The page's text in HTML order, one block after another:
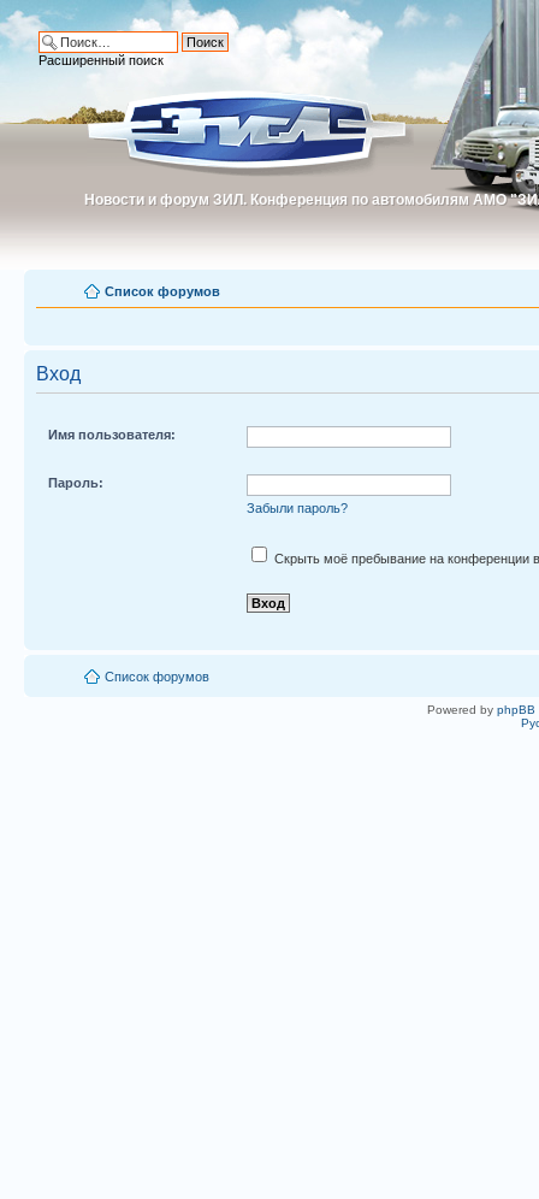
Новости и форум ЗИЛ. Конференция по автомобилям АМО
Новости и форум ЗИЛ. Конференция по автомобилям АМО
Расширенный поиск
Список форумов
Вход
Имя пользователя:
Пароль:
Забыли пароль?
Скрыть моё пребывание на конференции в
Список форумов
Powered by phpBB